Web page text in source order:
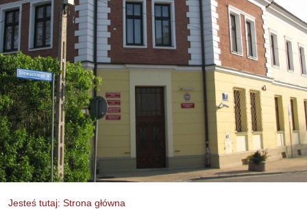
Jesteś tutaj: Strona główna